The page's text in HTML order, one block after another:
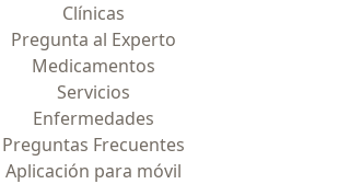
Clínicas
Pregunta al Experto
Medicamentos
Servicios
Enfermedades
Preguntas Frecuentes
Aplicación para móvil